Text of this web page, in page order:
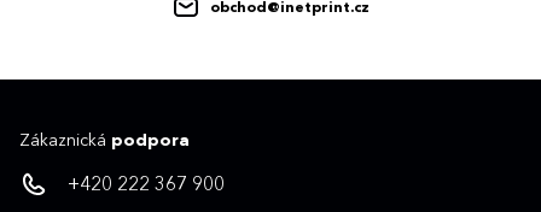
obchod@inetprint.cz
Zákaznická podpora
+420 222 367 900